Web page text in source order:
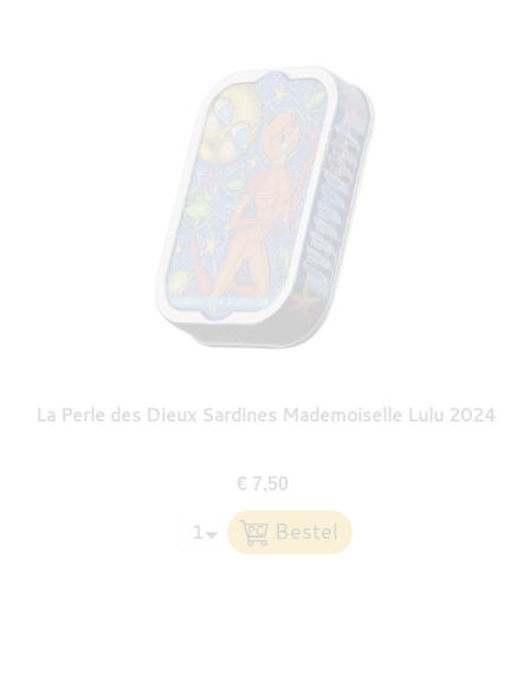
La Perle des Dieux Sardines Mademoiselle Lulu 2024
€ 7,50